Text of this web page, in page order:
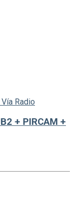
Radio
+ PIRCAM +